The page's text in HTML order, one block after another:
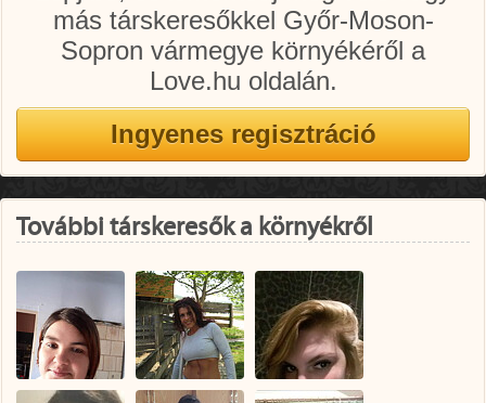
más társkeresőkkel Győr-Moson-
Sopron vármegye környékéről a
Love.hu oldalán.
További társkeresők a környékről